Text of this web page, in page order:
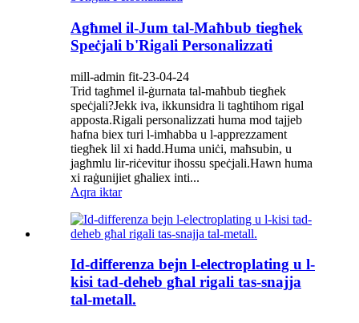
Agħmel il-Jum tal-Maħbub tiegħek
Speċjali b'Rigali Personalizzati
mill-admin fit-23-04-24
Trid tagħmel il-ġurnata tal-maħbub tiegħek
speċjali?Jekk iva, ikkunsidra li tagħtihom rigal
apposta.Rigali personalizzati huma mod tajjeb
ħafna biex turi l-imħabba u l-apprezzament
tiegħek lil xi ħadd.Huma uniċi, maħsubin, u
jagħmlu lir-riċevitur iħossu speċjali.Hawn huma
xi raġunijiet għaliex inti...
Aqra iktar
Id-differenza bejn l-electroplating u l-
kisi tad-deheb għal rigali tas-snajja
tal-metall.